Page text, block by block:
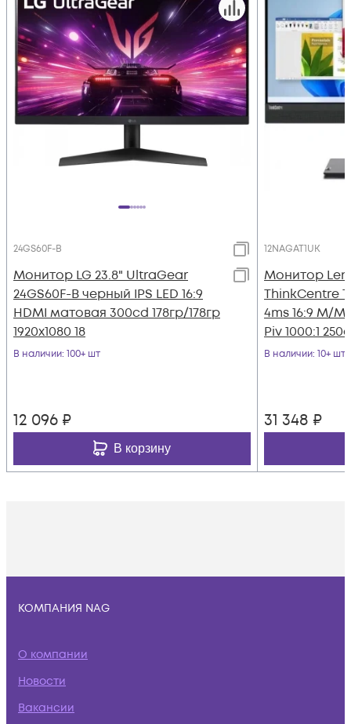
24GS60F-B
Монитор LG 23.8" UltraGear
24GS60F-B черный IPS LED 16:9
HDMI матовая 300cd 178гр/178гр
1920x1080 18
В наличии: 100+ шт
12 096 ₽
В корзину
12NAGAT1UK
Монитор
ThinkCentre
4ms 16:9 M/
Piv 1000:1
В наличии: 10+ шт
31 348 ₽
КОМПАНИЯ NAG
О компании
Новости
Вакансии